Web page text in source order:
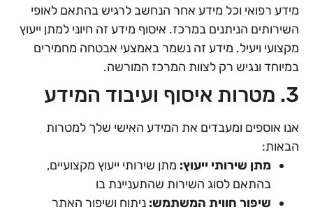
מידע רפואי וכל מידע אחר הנחשב לרגיש בהתאם לאופי
השירותים הניתנים במרכז. איסוף מידע זה חיוני למתן ייעוץ
מקצועי ויעיל. מידע זה נשמר באמצעי אבטחה מחמירים
במיוחד ונגיש רק לצוות המרכז המורשה.
3. מטרות איסוף ועיבוד המידע
אנו אוספים ומעבדים את המידע האישי שלך למטרות
הבאות:
מתן שירותי ייעוץ: מתן שירותי ייעוץ מקצועיים,
בהתאם לסוג השירות שהתעניינת בו
שיפור חווית המשתמש: ניתוח ושיפור האתר